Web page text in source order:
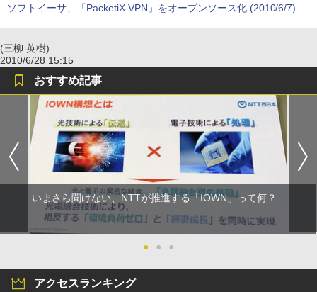
ソフトイーサ、「PacketiX VPN」をオープンソース化 (2010/6/7)
(三柳 英樹)
2010/6/28 15:15
おすすめ記事
いまさら聞けない、NTTが推進する「IOWN」って何？
● ● ●
アクセスランキング